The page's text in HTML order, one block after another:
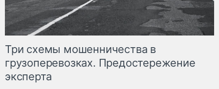
Три схемы мошенничества в
грузоперевозках. Предостережение
эксперта